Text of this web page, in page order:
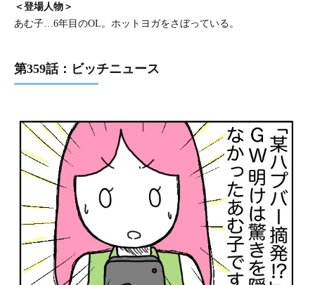
＜登場人物＞
あむ子…6年目のOL。ホットヨガをさぼっている。
第359話：ビッチニュース